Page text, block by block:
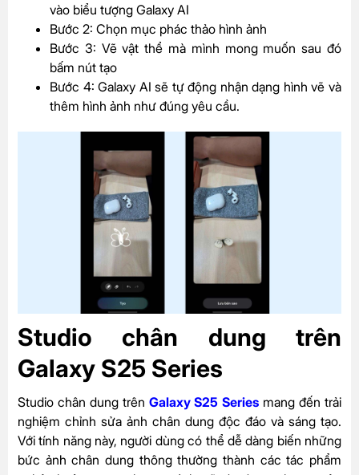
vào biểu tượng Galaxy AI
Bước 2: Chọn mục phác thảo hình ảnh
Bước 3: Vẽ vật thể mà mình mong muốn sau đó
bấm nút tạo
Bước 4: Galaxy AI sẽ tự động nhận dạng hình vẽ và
thêm hình ảnh như đúng yêu cầu.
Studio chân dung trên
Galaxy S25 Series
Studio chân dung trên Galaxy S25 Series mang đến trải
nghiệm chỉnh sửa ảnh chân dung độc đáo và sáng tạo.
Với tính năng này, người dùng có thể dễ dàng biến những
bức ảnh chân dung thông thường thành các tác phẩm